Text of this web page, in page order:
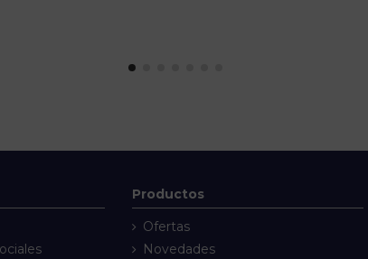
Productos
Ofertas
Novedades